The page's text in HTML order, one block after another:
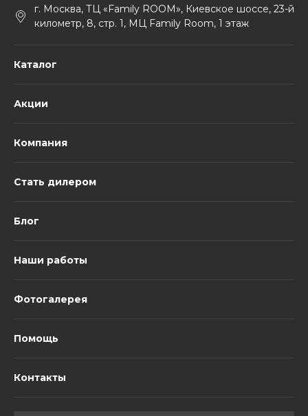
г. Москва, ТЦ «Family ROOM», Киевское шоссе, 23-й
километр, 8, стр. 1, МЦ Family Room, 1 этаж
Каталог
Акции
Компания
Стать дилером
Блог
Наши работы
Фотогалерея
Помощь
Контакты